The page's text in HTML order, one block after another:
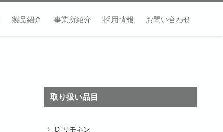
製品紹介 事業所紹介 採用情報 お問い合わせ
取り扱い品目
D-リモネン